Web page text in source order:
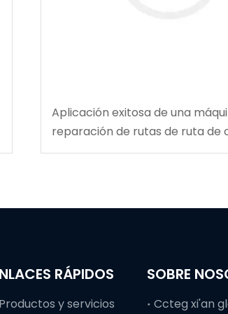
Aplicación exitosa de una
reparación de rutas de ruta de
multifuncional en la mina de
RÁPIDOS
Productos y servicios
SOBRE
Ccteg xi'an